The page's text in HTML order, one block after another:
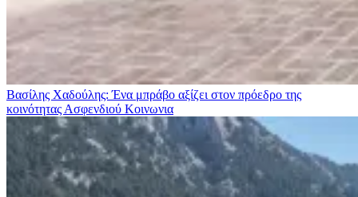
Βασίλης Χαδούλης: Ένα μπράβο αξίζει στον πρόεδρο της
κοινότητας Ασφενδιού Κοινωνια